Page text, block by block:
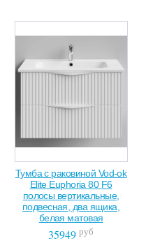
Тумба с раковиной Vod-ok
Elite Euphoria 80 F6
полосы вертикальные,
подвесная, два ящика,
белая матовая
35949 руб